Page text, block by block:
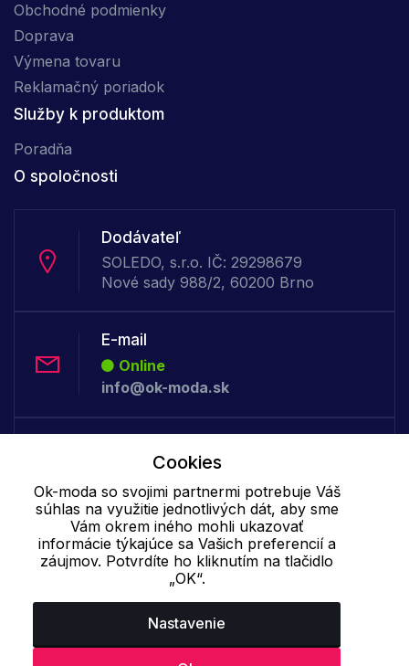
Obchodné podmienky
Doprava
Výmena tovaru
Reklamačný poriadok
Služby k produktom
Poradňa
O spoločnosti
Dodávateľ
SOLEDO, s.r.o. IČ: 29298679
Nové sady 988/2, 60200 Brno
E-mail
Online
info@ok-moda.sk
Offline
+421 277 278 079
Cookie - podrobné nastavenie| Ďalšie informácie|Spracovanie
osobných údajov
Cookies
Ok-moda so svojimi partnermi potrebuje Váš
súhlas na využitie jednotlivých dát, aby sme
Vám okrem iného mohli ukazovať
informácie týkajúce sa Vašich preferencií a
záujmov. Potvrdíte ho kliknutím na tlačidlo
„OK“.
Nastavenie